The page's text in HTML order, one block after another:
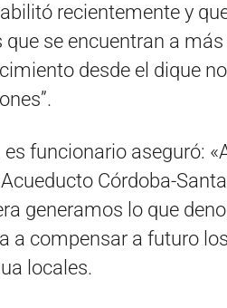
recientemente y
que se encuentran a
desde el dique
es funcionario aseguró:
Córdoba-
generamos lo que
a compensar a futuro
locales.